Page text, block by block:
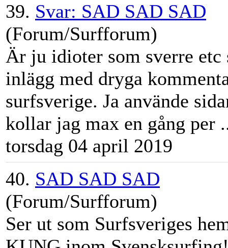
39. Svar: SAD SAD SAD
(Forum/Surfforum)
Är ju idioter som sverre etc
inlägg med dryga
surfsverige. Ja använde
kollar jag max en gång per
torsdag 04 april 2019
40. SAD SAD SAD
(Forum/Surfforum)
Ser ut som Surfsveriges